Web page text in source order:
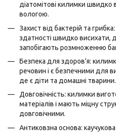
діатомітові килимки швидко
вологою.
Захист від бактерій та
здатності швидко висихати,
запобігають розмноженню
Безпека для здоров'я:
речовин і є безпечними для
де є діти та домашні тварини.
Довговічність: килимки
матеріалів і мають міцну
довговічними.
Антиковзна основа: